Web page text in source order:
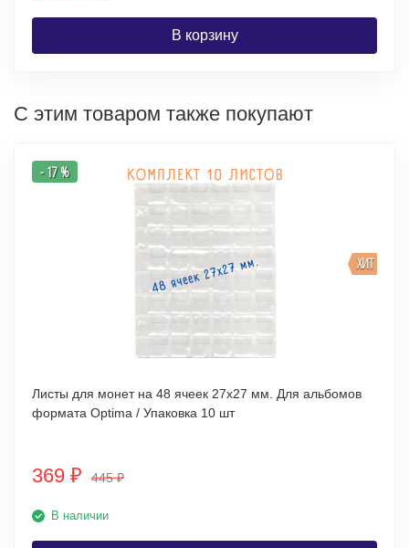
В корзину
С этим товаром также покупают
ХИТ
- 17 %
Листы для монет на 48 ячеек 27х27 мм. Для альбомов
формата Optima / Упаковка 10 шт
369 ₽ 445₽
В наличии